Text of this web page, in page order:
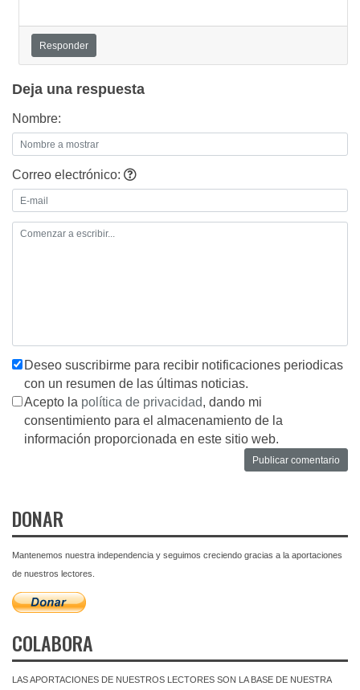
Responder
Deja una respuesta
Nombre:
Correo electrónico:
Deseo suscribirme para recibir notificaciones periodicas
con un resumen de las últimas noticias.
Acepto la política de privacidad, dando mi
consentimiento para el almacenamiento de la
información proporcionada en este sitio web.
DONAR
Mantenemos nuestra independencia y seguimos creciendo gracias a la aportaciones
de nuestros lectores.
COLABORA
LAS APORTACIONES DE NUESTROS LECTORES SON LA BASE DE NUESTRA